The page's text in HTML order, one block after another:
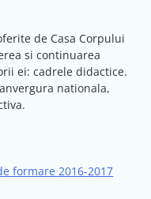
de Casa Corpului
si continuarea
ei: cadrele didactice.
nationala,
formare 2016-2017